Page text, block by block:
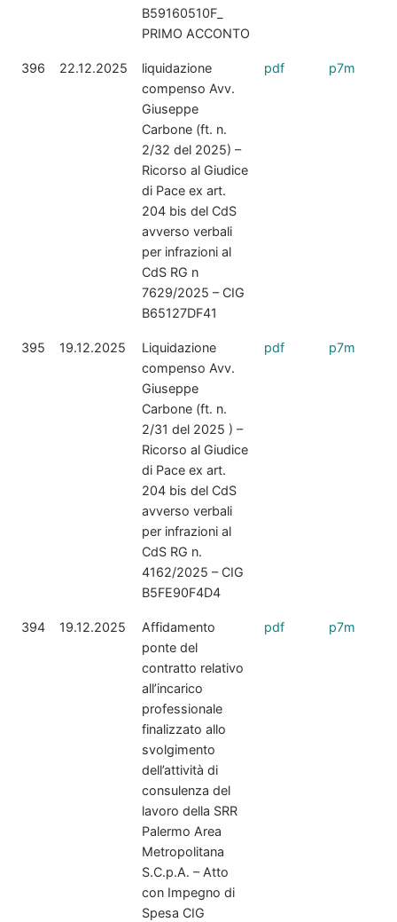
B59160510F_
PRIMO ACCONTO
396 22.12.2025
liquidazione
compenso Avv.
Giuseppe
Carbone (ft. n.
2/32 del 2025) –
Ricorso al Giudice
di Pace ex art.
204 bis del CdS
avverso verbali
per infrazioni al
CdS RG n
7629/2025 – CIG
B65127DF41
pdf p7m
395 19.12.2025
Liquidazione
compenso Avv.
Giuseppe
Carbone (ft. n.
2/31 del 2025 ) –
Ricorso al Giudice
di Pace ex art.
204 bis del CdS
avverso verbali
per infrazioni al
CdS RG n.
4162/2025 – CIG
B5FE90F4D4
pdf p7m
394 19.12.2025
Affidamento
ponte del
contratto relativo
all’incarico
professionale
finalizzato allo
svolgimento
dell’attività di
consulenza del
lavoro della SRR
Palermo Area
Metropolitana
S.C.p.A. – Atto
con Impegno di
Spesa CIG
pdf p7m